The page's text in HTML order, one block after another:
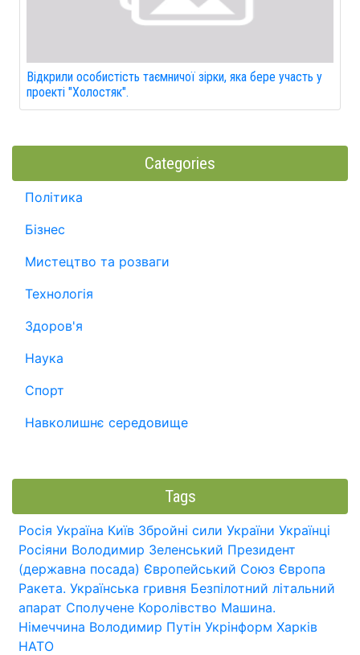
Відкрили особистість таємничої зірки, яка бере участь у
проекті "Холостяк".
Categories
Політика
Бізнес
Мистецтво та розваги
Технологія
Здоров'я
Наука
Спорт
Навколишнє середовище
Tags
Росія Україна Київ Збройні сили України Українці
Росіяни Володимир Зеленський Президент
(державна посада) Європейський Союз Європа
Ракета. Українська гривня Безпілотний літальний
апарат Сполучене Королівство Машина.
Німеччина Володимир Путін Укрінформ Харків
НАТО